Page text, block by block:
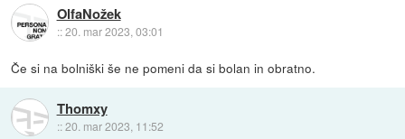
OlfaNožek
::20. mar 2023, 03:01
Če si na bolniški še ne pomeni da si bolan in obratno.
Thomxy
::20. mar 2023, 11:52